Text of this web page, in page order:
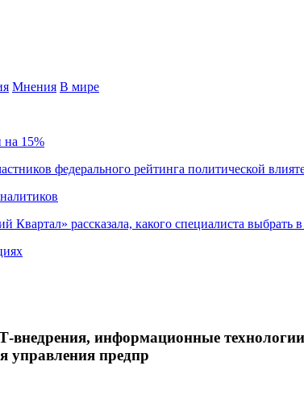
Мнения В мире
на 15%
федерального рейтинга политической
Квартал» рассказала, какого специалиста выбрать
информационные
управления предпр